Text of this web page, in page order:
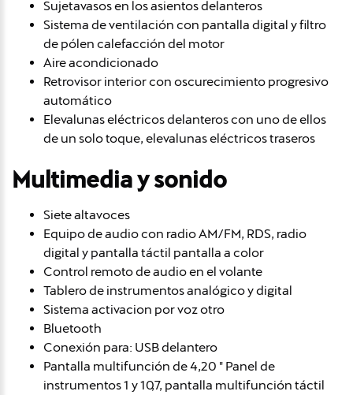
Sujetavasos en los asientos delanteros
Sistema de ventilación con pantalla digital y filtro
de pólen calefacción del motor
Aire acondicionado
Retrovisor interior con oscurecimiento progresivo
automático
Elevalunas eléctricos delanteros con uno de ellos
de un solo toque, elevalunas eléctricos traseros
Multimedia y sonido
Siete altavoces
Equipo de audio con radio AM/FM, RDS, radio
digital y pantalla táctil pantalla a color
Control remoto de audio en el volante
Tablero de instrumentos analógico y digital
Sistema activacion por voz otro
Bluetooth
Conexión para: USB delantero
Pantalla multifunción de 4,20 " Panel de
instrumentos 1 y 10,7, pantalla multifunción táctil